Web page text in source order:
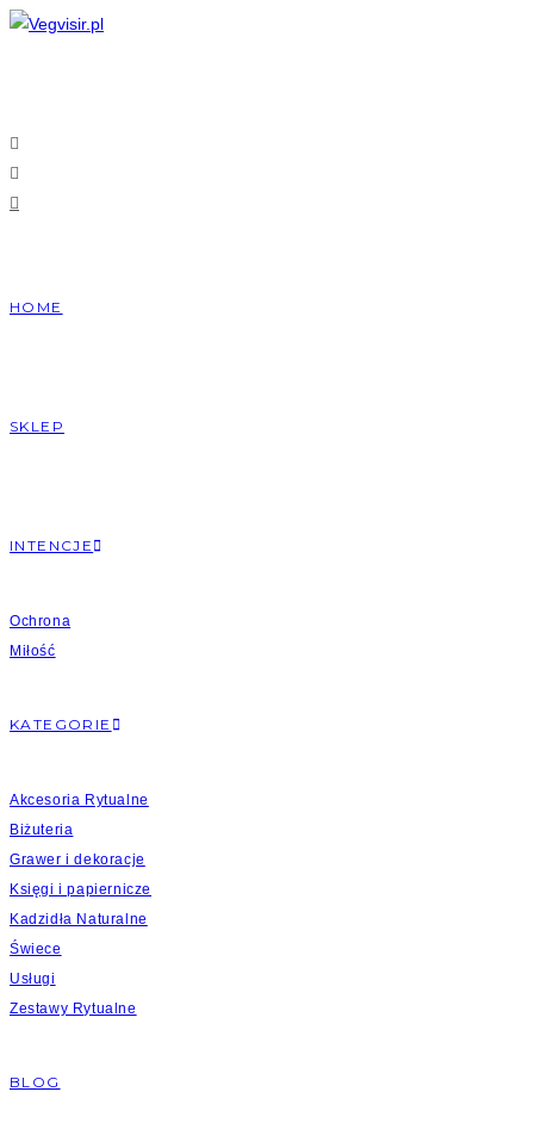
Skip
HOME
SKLEP
INTENCJE
Ochrona
Miłość
KATEGORIE
Akcesoria Rytualne
Biżuteria
Grawer i dekoracje
Księgi i papiernicze
Kadzidła Naturalne
Świece
Usługi
Zestawy Rytualne
BLOG